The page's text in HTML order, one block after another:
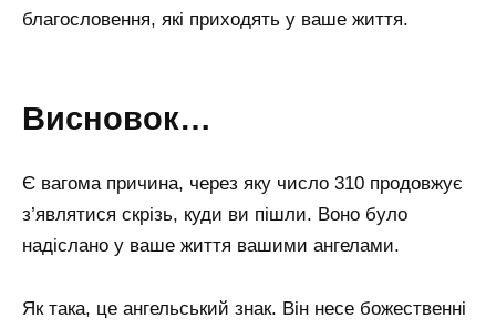
благословення, які приходять у ваше життя.
Висновок…
Є вагома причина, через яку число 310 продовжує
з’являтися скрізь, куди ви пішли. Воно було
надіслано у ваше життя вашими ангелами.
Як така, це ангельський знак. Він несе божественні